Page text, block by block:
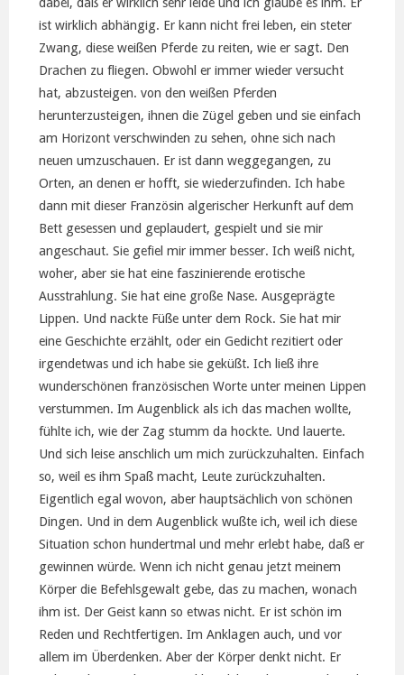
dabei, daß er wirklich sehr leide und ich glaube es ihm. Er
ist wirklich abhängig. Er kann nicht frei leben, ein steter
Zwang, diese weißen Pferde zu reiten, wie er sagt. Den
Drachen zu fliegen. Obwohl er immer wieder versucht
hat, abzusteigen. von den weißen Pferden
herunterzusteigen, ihnen die Zügel geben und sie einfach
am Horizont verschwinden zu sehen, ohne sich nach
neuen umzuschauen. Er ist dann weggegangen, zu
Orten, an denen er hofft, sie wiederzufinden. Ich habe
dann mit dieser Französin algerischer Herkunft auf dem
Bett gesessen und geplaudert, gespielt und sie mir
angeschaut. Sie gefiel mir immer besser. Ich weiß nicht,
woher, aber sie hat eine faszinierende erotische
Ausstrahlung. Sie hat eine große Nase. Ausgeprägte
Lippen. Und nackte Füße unter dem Rock. Sie hat mir
eine Geschichte erzählt, oder ein Gedicht rezitiert oder
irgendetwas und ich habe sie geküßt. Ich ließ ihre
wunderschönen französischen Worte unter meinen Lippen
verstummen. Im Augenblick als ich das machen wollte,
fühlte ich, wie der Zag stumm da hockte. Und lauerte.
Und sich leise anschlich um mich zurückzuhalten. Einfach
so, weil es ihm Spaß macht, Leute zurückzuhalten.
Eigentlich egal wovon, aber hauptsächlich von schönen
Dingen. Und in dem Augenblick wußte ich, weil ich diese
Situation schon hundertmal und mehr erlebt habe, daß er
gewinnen würde. Wenn ich nicht genau jetzt meinem
Körper die Befehlsgewalt gebe, das zu machen, wonach
ihm ist. Der Geist kann so etwas nicht. Er ist schön im
Reden und Rechtfertigen. Im Anklagen auch, und vor
allem im Überdenken. Aber der Körper denkt nicht. Er